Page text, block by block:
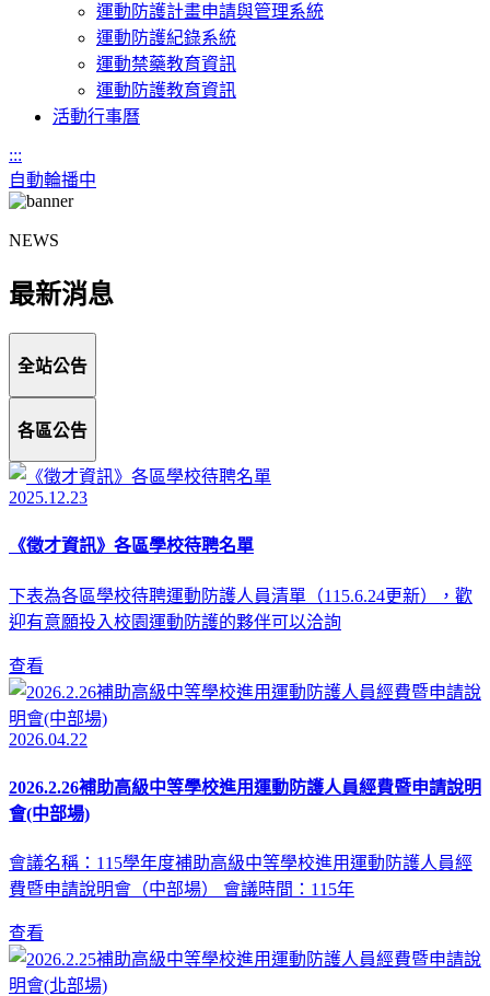
運動防護計畫申請與管理系統
運動防護紀錄系統
運動禁藥教育資訊
運動防護教育資訊
活動行事曆
:::
自動輪播中
NEWS
最新消息
全站公告
各區公告
2025.12.23
《徵才資訊》各區學校待聘名單
下表為各區學校待聘運動防護人員清單（115.6.24更新），歡
迎有意願投入校園運動防護的夥伴可以洽詢
查看
2026.04.22
2026.2.26補助高級中等學校進用運動防護人員經費暨申請說明
會(中部場)
會議名稱：115學年度補助高級中等學校進用運動防護人員經
費暨申請說明會（中部場） 會議時間：115年
查看